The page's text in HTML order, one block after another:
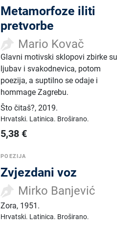
Metamorfoze iliti
pretvorbe
Mario Kovač
Glavni motivski sklopovi zbirke su
ljubav i svakodnevica, potom
poezija, a suptilno se odaje i
hommage Zagrebu.
Što čitaš?,2019.
Hrvatski. Latinica. Broširano.
5,38 €
POEZIJA
Zvjezdani voz
Mirko Banjević
Zora, 1951.
Hrvatski. Latinica. Broširano.